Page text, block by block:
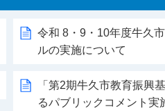
令和 8・9・10年度牛久
ルの実施について
「第2期牛久市教育振興
るパブリックコメント実